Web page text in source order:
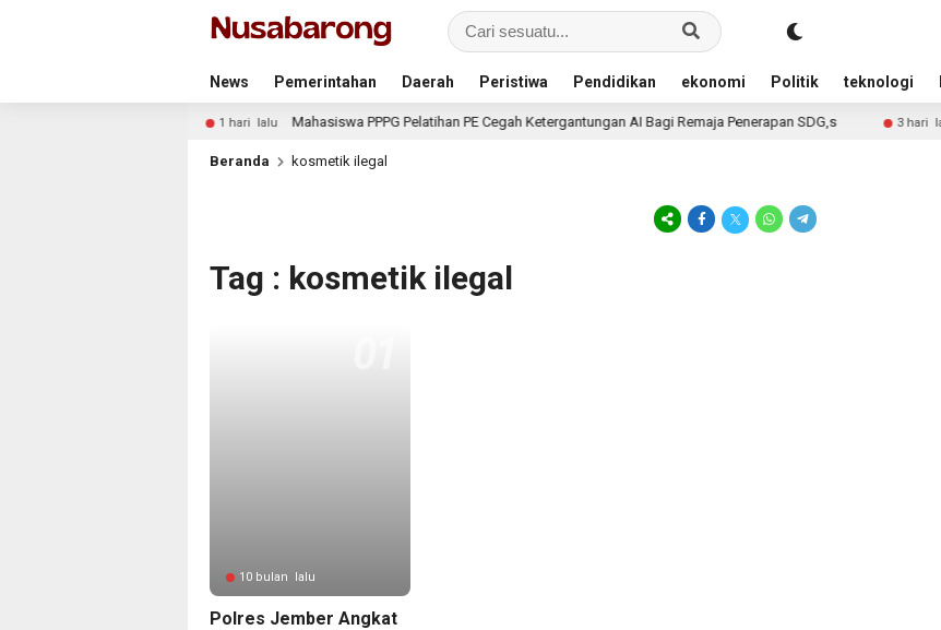
News Pemerintahan Daerah Peristiwa Pendidikan ekonomi Politik teknologi
1 hari lalu Mahasiswa PPPG Pelatihan PE Cegah Ketergantungan AI Bagi Remaja Penerapan SDG,s 3 hari lalu
Beranda kosmetik ilegal
Tag : kosmetik ilegal
10 bulan lalu
Polres Jember Angkat